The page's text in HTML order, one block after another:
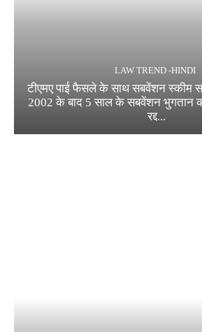
LAW TREND -HINDI
टीएमए पाई फैसले के साथ सबवेंशन स्कीम
2002 के बाद 5 साल के सबवेंशन भुगतान
रद्द...